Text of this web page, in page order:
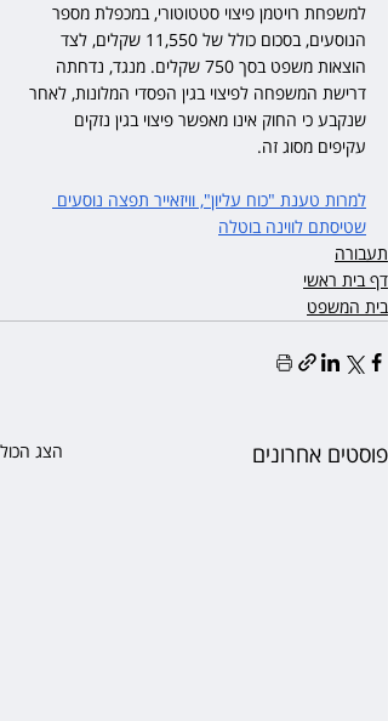
למשפחת רויטמן פיצוי סטטוטורי, במכפלת מספר
הנוסעים, בסכום כולל של 11,550 שקלים, לצד
הוצאות משפט בסך 750 שקלים. מנגד, נדחתה
דרישת המשפחה לפיצוי בגין הפסדי המלונות, לאחר
שנקבע כי החוק אינו מאפשר פיצוי בגין נזקים
עקיפים מסוג זה.
למרות טענת "כוח עליון", וויזאייר תפצה נוסעים
שטיסתם לווינה בוטלה
תעבורה
דף בית ראשי
בית המשפט
פוסטים אחרונים הצג הכול